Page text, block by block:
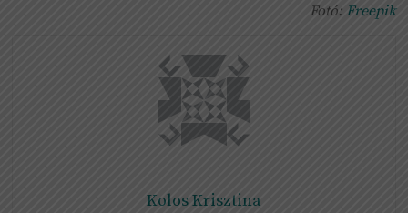
Fotó: Freepik
Kolos Krisztina